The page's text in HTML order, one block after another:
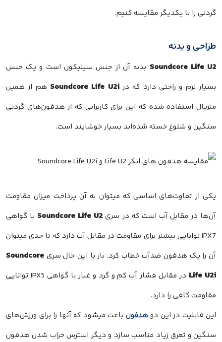
گردنی را با یکدیگر مقایسه کنیم.
طراحی و بدنه
Soundcore Life U2 بدنه آن از جنس سیلیکون است و یک جنس
بسیار نرم و راحتی دارد که درSoundcore Life U2i هم از همین
متریال استفاده شده که این برای کاربرانی که از هدفون‌های گردنی
سنگین و شلوغ خسته شده‌اند بسیار خوشایند است.
یکی از تفاوت‌های اساسی که میتوان به آن پرداخت میزان مقاومت
آن‌ها در مقابل آب است که در سری Soundcore Life U2 با گواهی
IPX7 توانایی بیشتر برای مقاومت در مقابل آب دارد که تا حدی میتوان
آن را یک هدفون ضدآب خطاب کرد. باز با این حال سری Soundcore
Life U2i
در مقابل فشار آب کم و گرد و غبار با گواهی IPX5 توانایی
مقاومت کافی را دارد.
این قابلیت در این دوهدفون باعث میشود که آنها را برای ورزش‌های
سنگین و تعرق زیاد مناسب سازد و دیگر استرس خراب شدن هدفون